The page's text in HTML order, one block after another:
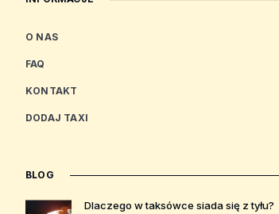
O NAS
FAQ
KONTAKT
DODAJ TAXI
BLOG
Dlaczego w taksówce siada się z tyłu?